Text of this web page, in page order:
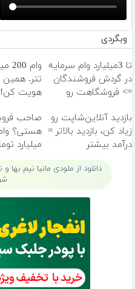
وبگردی
تا 3میلیارد وام سرمایه
در گردش فروشندگان
=> فروشگاهت رو
تتر. همین
هویت کن!
بازدید آنلاین‌شاپت رو
زیاد کن، بازدید بالاتر =
درآمد بیشتر
صاحب
میلیارد
دانلود از ملودی مانیا نیم